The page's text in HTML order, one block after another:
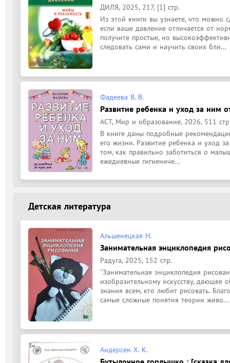
ДИЛЯ, 2025, 217, [1] стр.
Из этой книги вы узнаете, что можно
если ваше давление отличается от
получите простые, но
следовать сами и научить своих бли...
Фадеева В. В.
Развитие ребенка и уход за ним
АСТ, Мир и образование, 2026, 511
В книге даны подробные
его жизни. Развитие ребенка и уход
том, как правильно заботиться о
ежедневные гигиениче...
Детская литература
Альшенецкая Н.
Занимательная энциклопедия
Радуга, 2025, 152 стр.
"Занимательная энциклопедия
изобразительному искусству, дающее
знания всем, кто любит рисовать.
самые сложные понятия теории живо...
Андерсен Х. К.